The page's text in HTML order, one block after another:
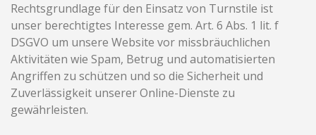
Rechtsgrundlage für den Einsatz von Turnstile ist
unser berechtigtes Interesse gem. Art. 6 Abs. 1 lit. f
DSGVO um unsere Website vor missbräuchlichen
Aktivitäten wie Spam, Betrug und automatisierten
Angriffen zu schützen und so die Sicherheit und
Zuverlässigkeit unserer Online-Dienste zu
gewährleisten.